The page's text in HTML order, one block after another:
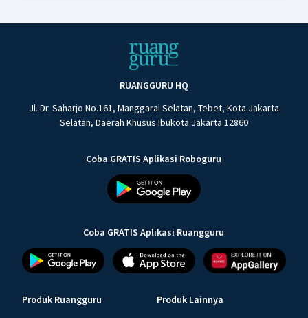
RUANGGURU HQ
Jl. Dr. Saharjo No.161, Manggarai Selatan, Tebet, Kota Jakarta
Selatan, Daerah Khusus Ibukota Jakarta 12860
Coba GRATIS Aplikasi Roboguru
Coba GRATIS Aplikasi Ruangguru
Produk Ruangguru Produk Lainnya